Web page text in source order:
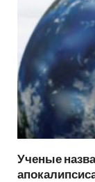
Ученые